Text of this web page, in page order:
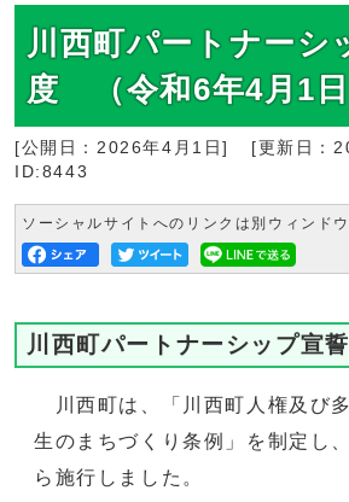
川西町パートナーシ
度 （令和6年4月1日
[公開日： 2026年4月1日] [更新日：
ID:8443
ソーシャルサイトへのリンクは別ウィンド
川西町パートナーシップ宣
川西町は、「川西町人権及び
生のまちづくり条例」を制定し
ら施行しました。